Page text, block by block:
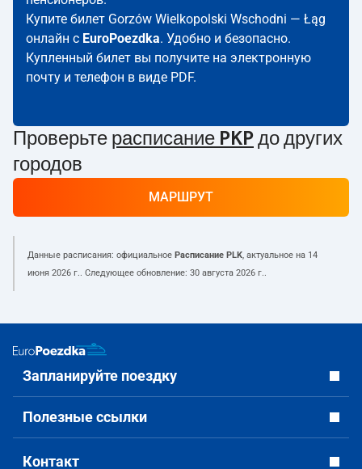
Купите билет Gorzów Wielkopolski Wschodni — Łąg
онлайн с EuroPoezdka. Удобно и безопасно.
Купленный билет вы получите на электронную
почту и телефон в виде PDF.
Проверьте расписание PKP до других
городов
МАРШРУТ
Данные расписания: официальное Расписание PLK, актуальное на 14
июня 2026 г.. Следующее обновление: 30 августа 2026 г..
Запланируйте поездку
Полезные ссылки
Контакт